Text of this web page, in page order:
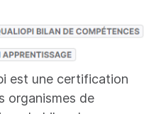
est une certification
organismes de